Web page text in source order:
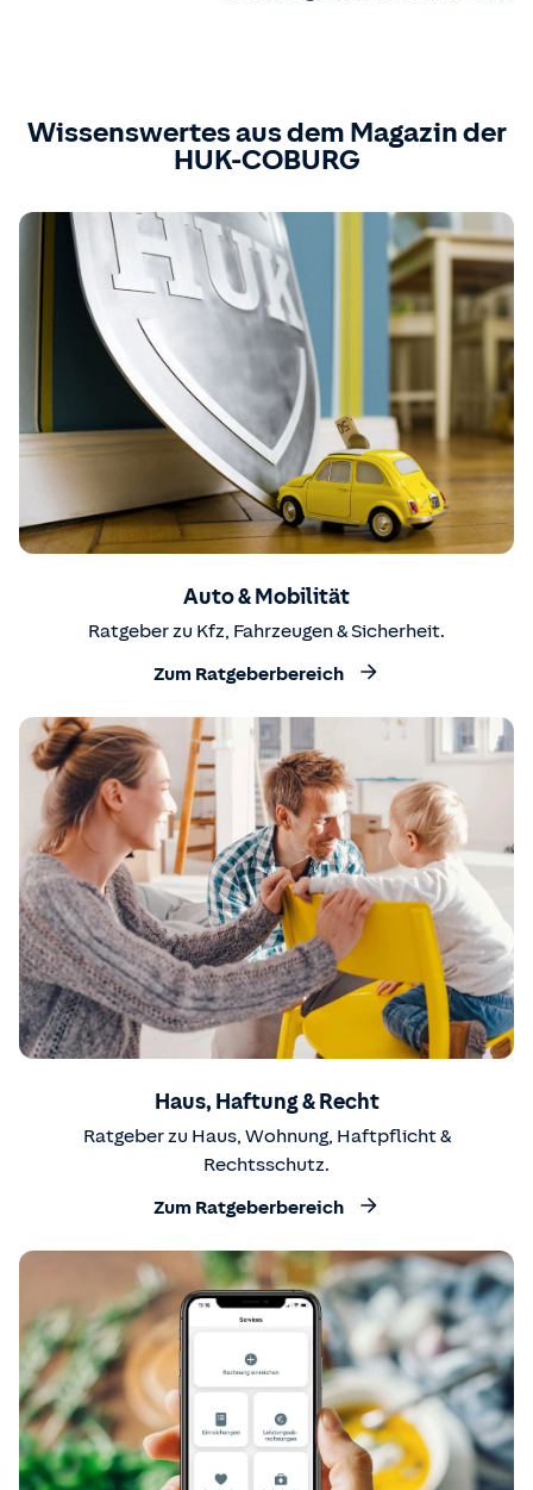
Wissenswertes aus dem Magazin der
HUK-COBURG
Auto & Mobilität
Ratgeber zu Kfz, Fahrzeugen & Sicherheit.
Zum Ratgeberbereich
Haus, Haftung & Recht
Ratgeber zu Haus, Wohnung, Haftpflicht &
Rechtsschutz.
Zum Ratgeberbereich